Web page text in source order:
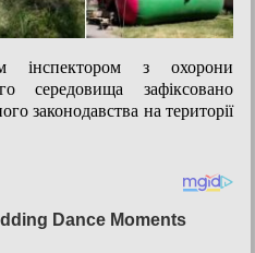
інспектором з охорони
середовища зафіксовано
законодавства на території